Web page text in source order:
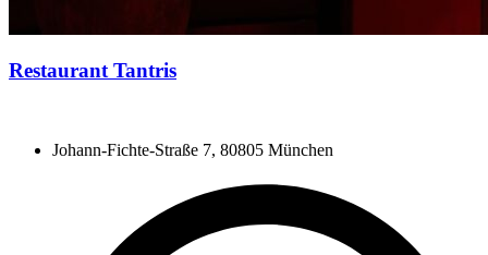
Restaurant Tantris
Johann-Fichte-Straße 7, 80805 München